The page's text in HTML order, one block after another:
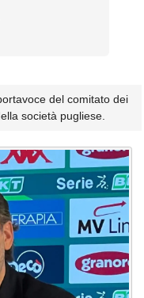
del comitato dei
società pugliese.